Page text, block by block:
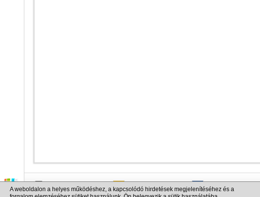
info@cargo.lt
+370 655 17777
+380 50 337-20-47
A weboldalon a helyes működéshez, a kapcsolódó hirdetések megjelenítéséhez és a